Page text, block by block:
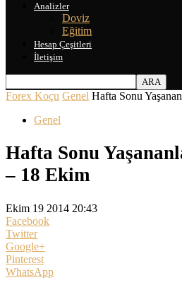
Analizler
Doviz
Eğitim
Hesap Çeşitleri
İletişim
Forex Koçu Genel Hafta Sonu
Genel
Hafta Sonu
– 18 Ekim
Ekim 19 2014 20:43
Facebook
Twitter
Google+
Pinterest
WhatsApp